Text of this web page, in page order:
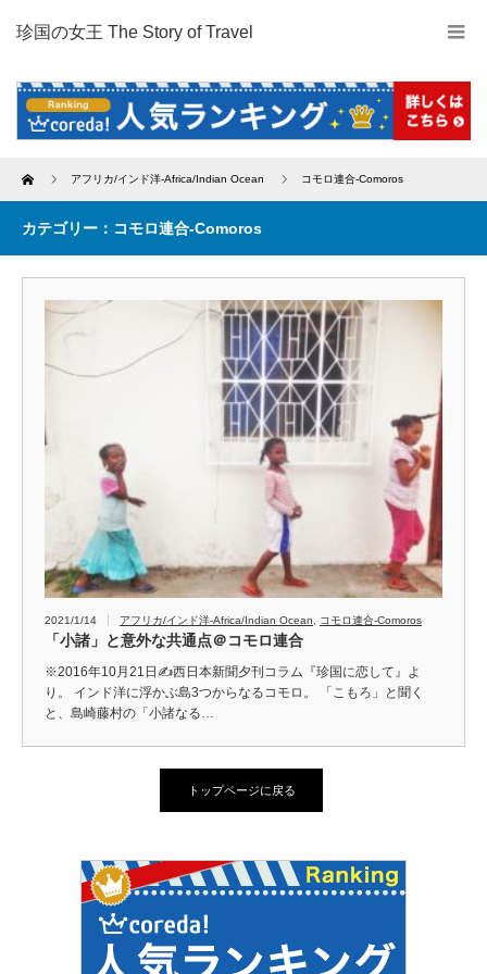
珍国の女王 The Story of Travel
Home アフリカ/インド洋-Africa/Indian Ocean コモロ連合-Comoros
カテゴリー：コモロ連合-Comoros
2021/1/14 アフリカ/インド洋-Africa/Indian Ocean コモロ連合-Comoros
「小諸」と意外な共通点＠コモロ連合
※2016年10月21日✍️西日本新聞夕刊コラム『珍国に恋して』よ
り。 インド洋に浮かぶ島3つからなるコモロ。 「こもろ」と聞く
と、島崎藤村の「小諸なる…
トップページに戻る